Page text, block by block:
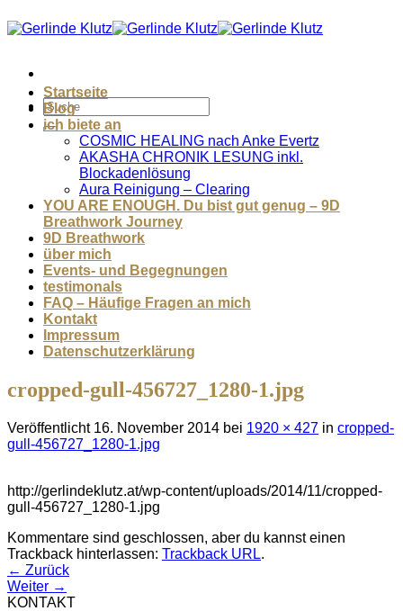
Inhalt
Startseite
Blog
ich biete an
COSMIC HEALING nach Anke Evertz
AKASHA CHRONIK LESUNG inkl.
Blockadenlösung
Aura Reinigung – Clearing
YOU ARE ENOUGH. Du bist gut genug – 9D
Breathwork Journey
9D Breathwork
über mich
Events- und Begegnungen
testimonals
FAQ – Häufige Fragen an mich
Kontakt
Impressum
Datenschutzerklärung
cropped-gull-456727_1280-1.jpg
Veröffentlicht 16. November 2014 bei 1920 × 427 in cropped-
gull-456727_1280-1.jpg
http://gerlindeklutz.at/wp-content/uploads/2014/11/cropped-
gull-456727_1280-1.jpg
Kommentare sind geschlossen, aber du kannst einen
Trackback hinterlassen: Trackback URL.
← Zurück
Weiter →
KONTAKT